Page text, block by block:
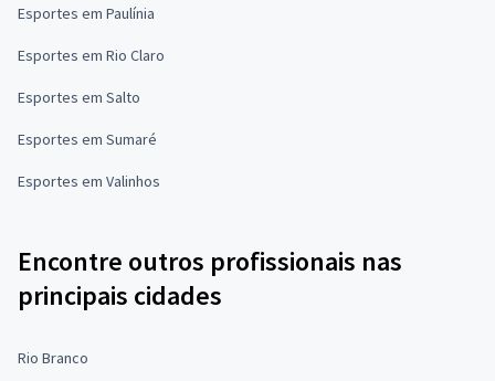
Esportes em Paulínia
Esportes em Rio Claro
Esportes em Salto
Esportes em Sumaré
Esportes em Valinhos
Encontre outros profissionais nas
principais cidades
Rio Branco